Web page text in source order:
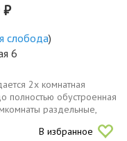
₽
слобода)
6
2х комнатная
полностью обустроенная
раздельные,
в престижном
В избранное